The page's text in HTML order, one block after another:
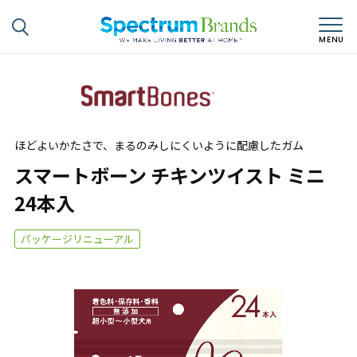
ほどよいかたさで、まるのみしにくいように配慮したガム
スマートボーン チキンツイスト ミニ
24本入
パッケージリニューアル